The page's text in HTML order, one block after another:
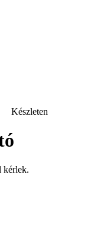
Készleten
kérlek.